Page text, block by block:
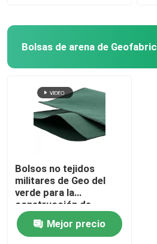
Bolsas de arena de Geofabric
Bolsos no tejidos
militares de Geo del
verde para la
construcción de
dragado
Mejor precio